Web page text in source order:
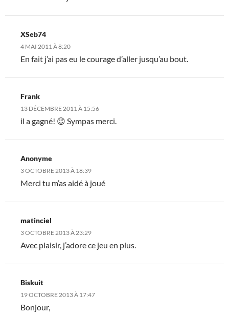
XSeb74
4 MAI 2011 À 8:20
En fait j’ai pas eu le courage d’aller jusqu’au bout.
Frank
13 DÉCEMBRE 2011 À 15:56
il a gagné! 😉 Sympas merci.
Anonyme
3 OCTOBRE 2013 À 18:39
Merci tu m’as aidé à joué
matinciel
3 OCTOBRE 2013 À 23:29
Avec plaisir, j’adore ce jeu en plus.
Biskuit
19 OCTOBRE 2013 À 17:47
Bonjour,